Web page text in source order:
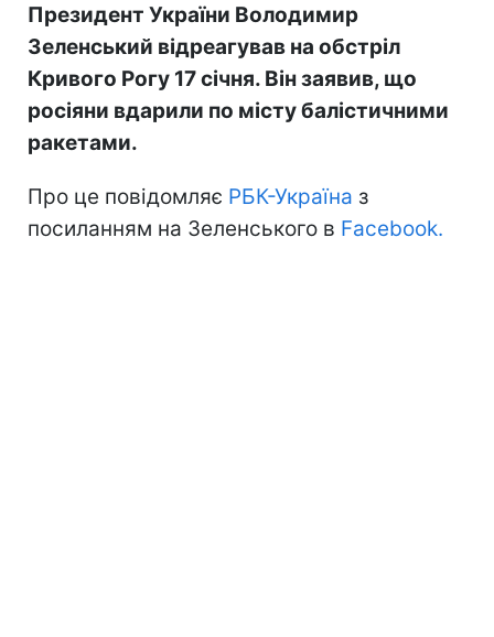
Президент України Володимир
Зеленський відреагував на обстріл
Кривого Рогу 17 січня. Він заявив, що
росіяни вдарили по місту балістичними
ракетами.
Про це повідомляє РБК-Україна з
посиланням на Зеленського в Facebook.